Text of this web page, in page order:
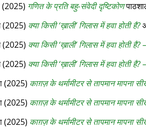
(2025) गणित के प्रति बहु-संवेदी दृष्टिकोण
(2025) क्या किसी ‘ख़ाली’ गिलास में हवा होती है?
(2025) क्या किसी ‘ख़ाली’ गिलास में हवा होती है?
(2025) क्या किसी ‘ख़ाली’ गिलास में हवा होती
(2025) काग़ज़ के थर्मामीटर से तापमान मापना
(2025) काग़ज़ के थर्मामीटर से तापमान मापना
(2025) काग़ज़ के थर्मामीटर से तापमान मापना